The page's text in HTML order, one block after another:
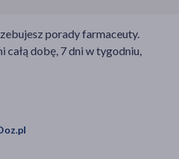
porady farmaceuty.
całą dobę, 7 dni w tygodniu,